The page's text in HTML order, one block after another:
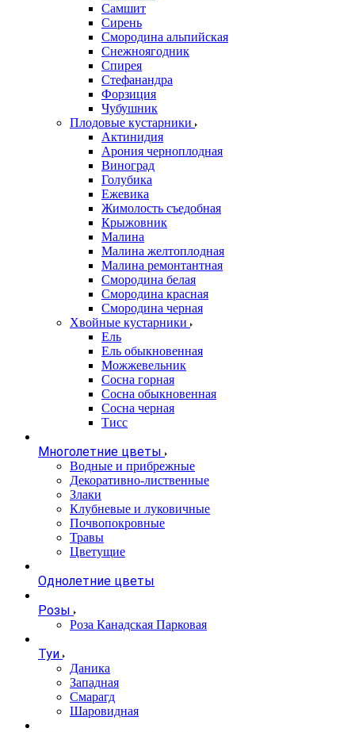
Самшит
Сирень
Смородина альпийская
Снежноягодник
Спирея
Стефанандра
Форзиция
Чубушник
Плодовые кустарники
Актинидия
Арония черноплодная
Виноград
Голубика
Ежевика
Жимолость съедобная
Крыжовник
Малина
Малина желтоплодная
Малина ремонтантная
Смородина белая
Смородина красная
Смородина черная
Хвойные кустарники
Ель
Ель обыкновенная
Можжевельник
Сосна горная
Сосна обыкновенная
Сосна черная
Тисс
Многолетние цветы
Водные и прибрежные
Декоративно-лиственные
Злаки
Клубневые и луковичные
Почвопокровные
Травы
Цветущие
Однолетние цветы
Розы
Роза Канадская Парковая
Туи
Даника
Западная
Смарагд
Шаровидная